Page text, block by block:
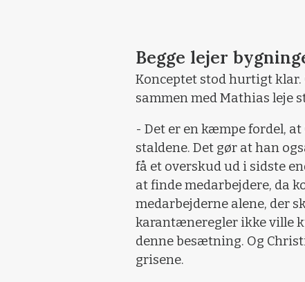
Begge lejer
Konceptet stod hurtigt
sammen med Mathias leje
- Det er en kæmpe fordel,
staldene. Det gør at han
få et overskud ud i sidste
at finde medarbejdere, da
medarbejderne alene, der
karantæneregler ikke ville
denne besætning. Og
grisene.